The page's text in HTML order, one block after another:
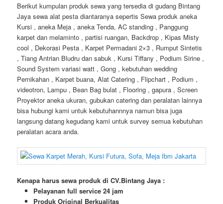
Berikut kumpulan produk sewa yang tersedia di gudang Bintang
Jaya sewa alat pesta diantaranya sepertis Sewa produk aneka
Kursi , aneka Meja , aneka Tenda, AC standing , Panggung
karpet dan melaminto , partisi ruangan, Backdrop , Kipas Misty
cool , Dekorasi Pesta , Karpet Permadani 2×3 , Rumput Sintetis
, Tiang Antrian Bludru dan sabuk , Kursi Tiffany , Podium Sirine ,
Sound System variasi watt , Gong , kebutuhan wedding
Pernikahan , Karpet buana, Alat Catering , Flipchart , Podium ,
videotron, Lampu , Bean Bag bulat , Flooring , gapura , Screen
Proyektor aneka ukuran, gubukan catering dan peralatan lainnya
bisa hubungi kami untuk kebutuhannnya namun bisa juga
langsung datang kegudang kami untuk survey semua kebutuhan
peralatan acara anda.
Kenapa harus sewa produk di CV.Bintang Jaya :
Pelayanan full service 24 jam
Produk Original Berkualitas